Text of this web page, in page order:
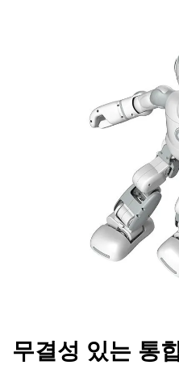
무결성 있는 통